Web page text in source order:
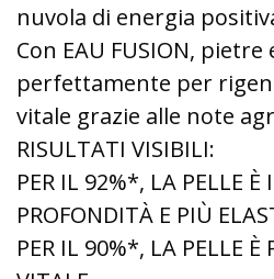
nuvola di energia
Con EAU FUSION,
perfettamente per
vitale grazie alle note
RISULTATI VISIBILI:
PER IL 92%*, LA PELLE È
PROFONDITÀ E PIÙ
PER IL 90%*, LA PELLE